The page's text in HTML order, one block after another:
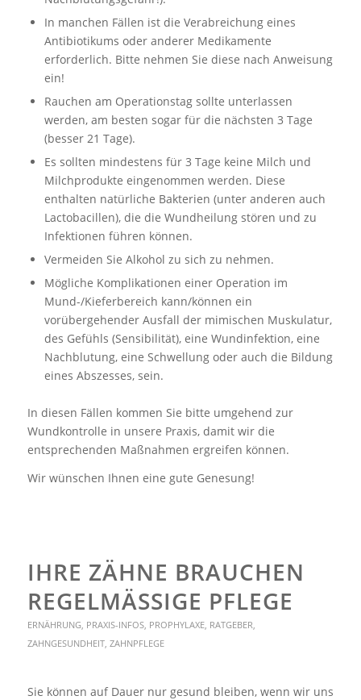
In manchen Fällen ist die Verabreichung eines
Antibiotikums oder anderer Medikamente
erforderlich. Bitte nehmen Sie diese nach Anweisung
ein!
Rauchen am Operationstag sollte unterlassen
werden, am besten sogar für die nächsten 3 Tage
(besser 21 Tage).
Es sollten mindestens für 3 Tage keine Milch und
Milchprodukte eingenommen werden. Diese
enthalten natürliche Bakterien (unter anderen auch
Lactobacillen), die die Wundheilung stören und zu
Infektionen führen können.
Vermeiden Sie Alkohol zu sich zu nehmen.
Mögliche Komplikationen einer Operation im
Mund-/Kieferbereich kann/können ein
vorübergehender Ausfall der mimischen Muskulatur,
des Gefühls (Sensibilität), eine Wundinfektion, eine
Nachblutung, eine Schwellung oder auch die Bildung
eines Abszesses, sein.
In diesen Fällen kommen Sie bitte umgehend zur
Wundkontrolle in unsere Praxis, damit wir die
entsprechenden Maßnahmen ergreifen können.
Wir wünschen Ihnen eine gute Genesung!
IHRE ZÄHNE BRAUCHEN
REGELMÄSSIGE PFLEGE
ERNÄHRUNG, PRAXIS-INFOS, PROPHYLAXE, RATGEBER,
ZAHNGESUNDHEIT, ZAHNPFLEGE
Sie können auf Dauer nur gesund bleiben, wenn wir uns